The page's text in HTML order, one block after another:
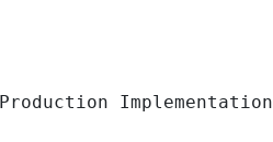
Implementation